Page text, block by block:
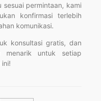
permintaan, kami
konfirmasi terlebih
komunikasi.
konsultasi gratis, dan
menarik untuk setiap